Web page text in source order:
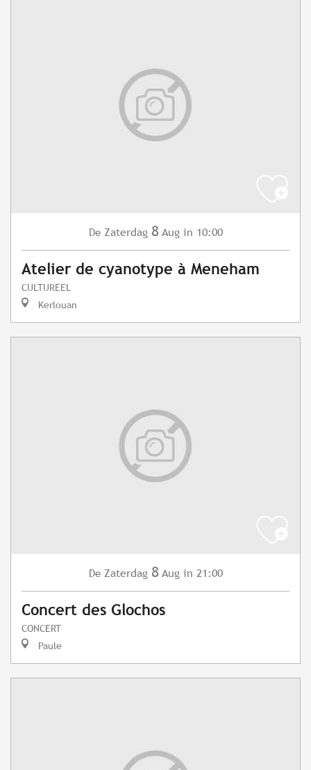
De Zaterdag 8 Aug in 10:00
Atelier de cyanotype à Meneham
CULTUREEL
Kerlouan
De Zaterdag 8 Aug in 21:00
Concert des Glochos
CONCERT
Paule